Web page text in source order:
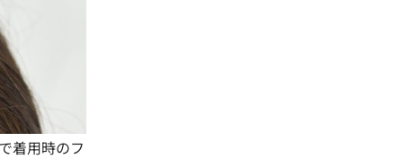
着用時のフ